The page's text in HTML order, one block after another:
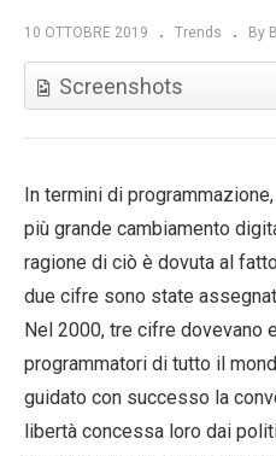
10 OTTOBRE 2019 Trends By
Screenshots
In termini di
più grande cambiamento
ragione di ciò è dovuta al
due cifre sono state
Nel 2000, tre cifre dovevano
programmatori di tutto il
guidato con successo la
libertà concessa loro dai